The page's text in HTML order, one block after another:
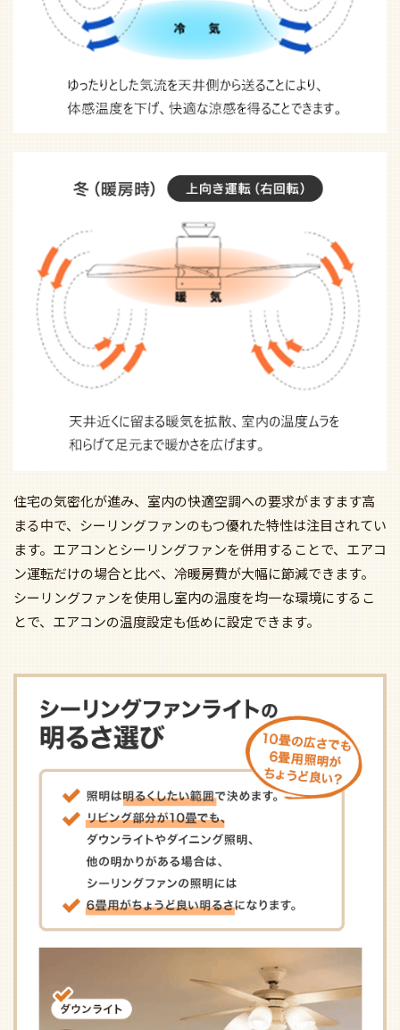
住宅の気密化が進み、室内の快適空調への要求がますます高
まる中で、シーリングファンのもつ優れた特性は注目されてい
ます。エアコンとシーリングファンを併用することで、エアコ
ン運転だけの場合と比べ、冷暖房費が大幅に節減できます。
シーリングファンを使用し室内の温度を均一な環境にするこ
とで、エアコンの温度設定も低めに設定できます。